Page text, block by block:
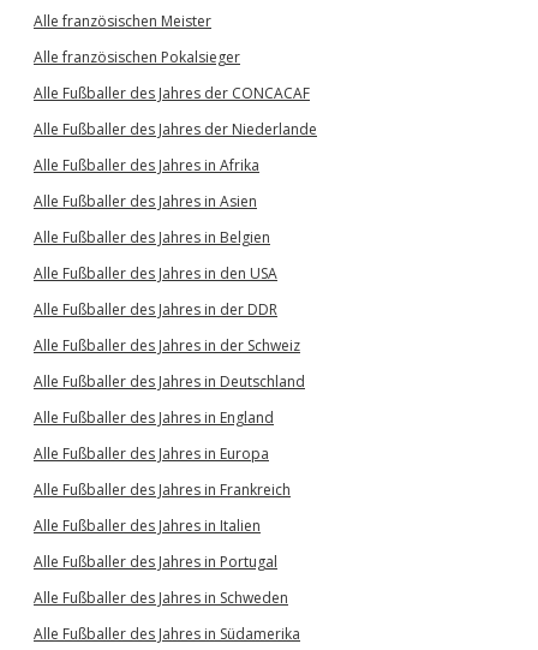
Alle französischen Meister
Alle französischen Pokalsieger
Alle Fußballer des Jahres der CONCACAF
Alle Fußballer des Jahres der Niederlande
Alle Fußballer des Jahres in Afrika
Alle Fußballer des Jahres in Asien
Alle Fußballer des Jahres in Belgien
Alle Fußballer des Jahres in den USA
Alle Fußballer des Jahres in der DDR
Alle Fußballer des Jahres in der Schweiz
Alle Fußballer des Jahres in Deutschland
Alle Fußballer des Jahres in England
Alle Fußballer des Jahres in Europa
Alle Fußballer des Jahres in Frankreich
Alle Fußballer des Jahres in Italien
Alle Fußballer des Jahres in Portugal
Alle Fußballer des Jahres in Schweden
Alle Fußballer des Jahres in Südamerika